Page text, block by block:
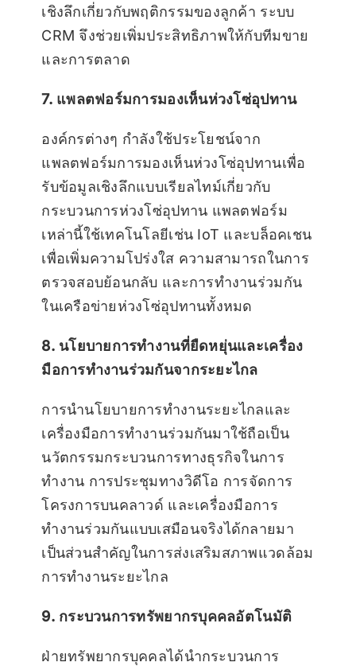
เชิงลึกเกี่ยวกับพฤติกรรมของลูกค้า ระบบ
CRM จึงช่วยเพิ่มประสิทธิภาพให้กับทีมขาย
และการตลาด
7. แพลตฟอร์มการมองเห็นห่วงโซ่อุปทาน
องค์กรต่างๆ กำลังใช้ประโยชน์จาก
แพลตฟอร์มการมองเห็นห่วงโซ่อุปทานเพื่อ
รับข้อมูลเชิงลึกแบบเรียลไทม์เกี่ยวกับ
กระบวนการห่วงโซ่อุปทาน แพลตฟอร์ม
เหล่านี้ใช้เทคโนโลยีเช่น IoT และบล็อคเชน
เพื่อเพิ่มความโปร่งใส ความสามารถในการ
ตรวจสอบย้อนกลับ และการทำงานร่วมกัน
ในเครือข่ายห่วงโซ่อุปทานทั้งหมด
8. นโยบายการทำงานที่ยืดหยุ่นและเครื่อง
มือการทำงานร่วมกันจากระยะไกล
การนำนโยบายการทำงานระยะไกลและ
เครื่องมือการทำงานร่วมกันมาใช้ถือเป็น
นวัตกรรมกระบวนการทางธุรกิจในการ
ทำงาน การประชุมทางวิดีโอ การจัดการ
โครงการบนคลาวด์ และเครื่องมือการ
ทำงานร่วมกันแบบเสมือนจริงได้กลายมา
เป็นส่วนสำคัญในการส่งเสริมสภาพแวดล้อม
การทำงานระยะไกล
9. กระบวนการทรัพยากรบุคคลอัตโนมัติ
ฝ่ายทรัพยากรบุคคลได้นำกระบวนการ